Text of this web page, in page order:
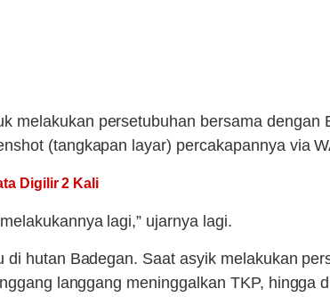
melakukan persetubuhan bersama
(tangkapan layar) percakapannya via
Digilir 2 Kali
lagi,” ujarnya lagi.
hutan Badegan. Saat asyik melakukan
langgang meninggalkan TKP,